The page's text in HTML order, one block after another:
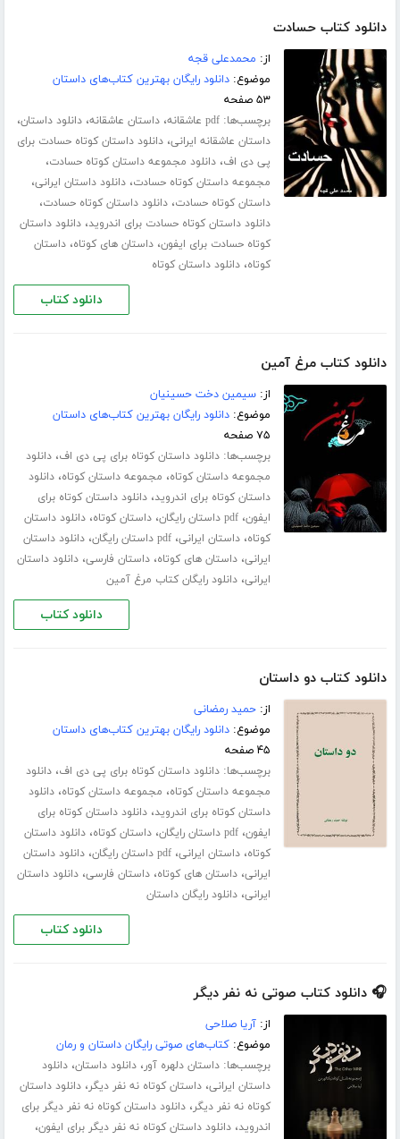
دانلود کتاب حسادت
از: محمدعلی قجه
موضوع:دانلود رایگان بهترین کتاب‌های داستان
۵۳ صفحه
برچسب‌ها:pdf عاشقانه ،داستان عاشقانه،دانلود داستان،
داستان عاشقانه ایرانی،دانلود داستان کوتاه حسادت برای
پی دی اف،دانلود مجموعه داستان کوتاه حسادت،
مجموعه داستان کوتاه حسادت،دانلود داستان ایرانی،
داستان کوتاه حسادت،دانلود داستان کوتاه حسادت،
دانلود داستان کوتاه حسادت برای اندروید،دانلود داستان
کوتاه حسادت برای ایفون،داستان های کوتاه،داستان
کوتاه،دانلود داستان کوتاه
دانلود کتاب
دانلود کتاب مرغ آمین
از:سیمین دخت حسینیان
موضوع:دانلود رایگان بهترین کتاب‌های داستان
۷۵ صفحه
برچسب‌ها:دانلود داستان کوتاه برای پی دی اف،دانلود
مجموعه داستان کوتاه، مجموعه داستان کوتاه،دانلود
داستان کوتاه برای اندروید،دانلود داستان کوتاه برای
ایفون،pdf داستان رایگان ،داستان کوتاه،دانلود داستان
کوتاه،داستان ایرانی،pdf داستان رایگان ،دانلود داستان
ایرانی،داستان های کوتاه،داستان فارسی،دانلود داستان
ایرانی،دانلود رایگان کتاب مرغ آمین
دانلود کتاب
دانلود کتاب دو داستان
از:حمید رمضانی
موضوع:دانلود رایگان بهترین کتاب‌های داستان
۴۵ صفحه
برچسب‌ها:دانلود داستان کوتاه برای پی دی اف،دانلود
مجموعه داستان کوتاه، مجموعه داستان کوتاه،دانلود
داستان کوتاه برای اندروید،دانلود داستان کوتاه برای
ایفون،pdf داستان رایگان ،داستان کوتاه،دانلود داستان
کوتاه،داستان ایرانی،pdf داستان رایگان ،دانلود داستان
ایرانی،داستان های کوتاه،داستان فارسی،دانلود داستان
ایرانی،دانلود رایگان داستان
دانلود کتاب
🎧 دانلود کتاب صوتی نه نفر دیگر
از:آریا صلاحی
موضوع:کتاب‌های صوتی رایگان داستان و رمان
برچسب‌ها:داستان دلهره آور،دانلود داستان،دانلود
داستان ایرانی،داستان کوتاه نه نفر دیگر،دانلود داستان
کوتاه نه نفر دیگر،دانلود داستان کوتاه نه نفر دیگر برای
اندروید،دانلود داستان کوتاه نه نفر دیگر برای ایفون،